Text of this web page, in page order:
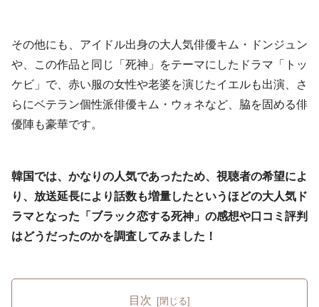
その他にも、アイドル出身の大人気俳優キム・ドンジュン
や、この作品と同じ「死神」をテーマにしたドラマ「トッ
ケビ」で、赤い服の女性や老婆を演じたイエルも出演、さ
らにベテラン個性派俳優キム・ウォネなど、脇を固める俳
優陣も豪華です。
韓国では、かなりの人気であったため、視聴者の希望によ
り、放送延長により話数も増量したというほどの大人気ド
ラマとなった「ブラック恋する死神」の感想や口コミ評判
はどうだったのかを調査してみました！
目次